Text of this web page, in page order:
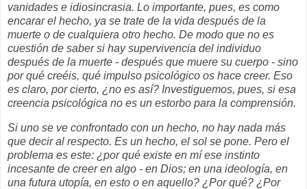
vanidades e idiosincrasia. Lo importante, pues, es como
encarar el hecho, ya se trate de la vida después de la
muerte o de cualquiera otro hecho. De modo que no es
cuestión de saber si hay supervivencia del individuo
después de la muerte - después que muere su cuerpo - sino
por qué creéis, qué impulso psicológico os hace creer. Eso
es claro, por cierto, ¿no es así? Investiguemos, pues, si esa
creencia psicológica no es un estorbo para la comprensión.
Si uno se ve confrontado con un hecho, no hay nada más
que decir al respecto. Es un hecho, el sol se pone. Pero el
problema es este: ¿por qué existe en mí ese instinto
incesante de creer en algo - en Dios; en una ideología, en
una futura utopía, en esto o en aquello? ¿Por qué? ¿Por